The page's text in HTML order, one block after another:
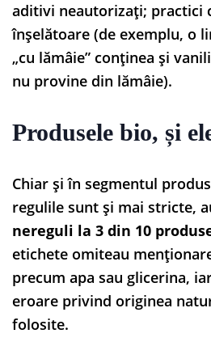
aditivi neautorizați; practici
înșelătoare (de exemplu, o
„cu lămâie” conținea și
nu provine din lămâie).
Produsele bio, și
Chiar și în segmentul
regulile sunt și mai stricte,
nereguli la 3 din 10
etichete omiteau
precum apa sau glicerina,
eroare privind originea
folosite.